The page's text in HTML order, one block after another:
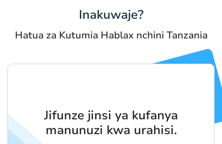
Inakuwaje?
Hatua za Kutumia Hablax nchini Tanzania
Jifunze jinsi ya kufanya
manunuzi kwa urahisi.